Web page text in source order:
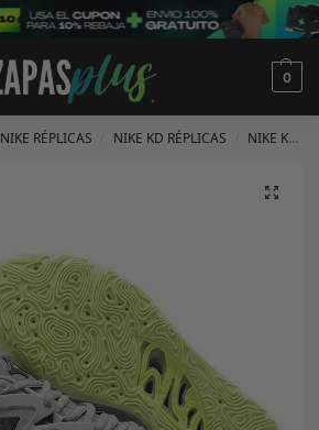
0
NIKE RÉPLICAS NIKE KD RÉPLICAS NIKE KD 15 RÉPLICAS